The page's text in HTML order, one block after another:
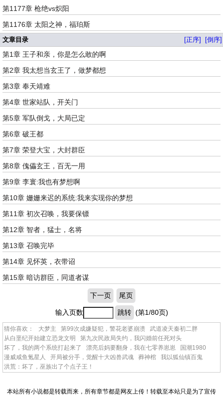
第1177章 枪绝vs炽阳
第1176章 太阳之神，福珀斯
文章目录 [正序] [倒序]
第1章 王子和亲，你是怎么敢的啊
第2章 我太想当玄王了，做梦都想
第3章 奉天靖难
第4章 世家站队，开关门
第5章 军队倒戈，大局已定
第6章 破王都
第7章 荣登大宝，大封群臣
第8章 傀儡玄王，百无一用
第9章 李寰:我也有梦想啊
第10章 姗姗来迟的系统:我来实现你的梦想
第11章 初次召唤，我要保镖
第12章 智者，猛士，名将
第13章 召唤完毕
第14章 见怀英，衣带诏
第15章 暗访群臣，同道者谋
下一页 尾页
输入页数 跳转 (第1/80页)
猜你喜欢： 大梦主 第99次成嫌疑犯，警花老婆崩溃
武道凌天秦初二胖
从白垩纪开始建立恐龙文明
第九次民政局失约，我闪婚前任死对头
坏了，我的两个系统打起来了
漂亮后妈要翻身，我在七零养崽崽
国潮1980
漫威咸鱼氪星人
开局被分手，觉醒十大凶兽武魂 葬神棺
我以狐仙镇百鬼
洪荒：坏了，巫族出了个点子王！
本站所有小说都是转载而来，所有章节都是网友上传！转载至本站只是为了宣传